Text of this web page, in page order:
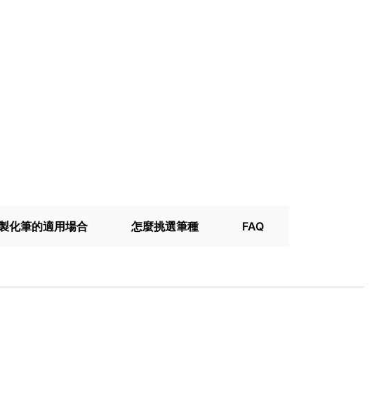
化筆的適用場合 怎麼挑選筆種 FAQ